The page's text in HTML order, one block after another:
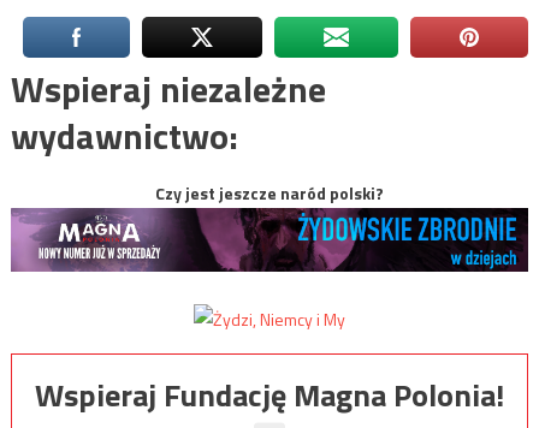
Wspieraj niezależne
wydawnictwo:
Czy jest jeszcze naród polski?
Wspieraj Fundację Magna Polonia!